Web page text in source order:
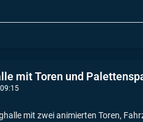
mit Toren und
mit zwei animierten Toren,